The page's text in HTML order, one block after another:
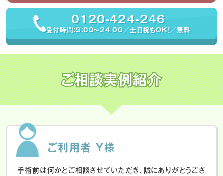
0120-424-246
受付時間：9:00〜24:00／土日祝もOK！／無料
ご相談実例紹介
ご利用者 Y様
手術前は何かとご相談させていただき、誠にありがとうござ